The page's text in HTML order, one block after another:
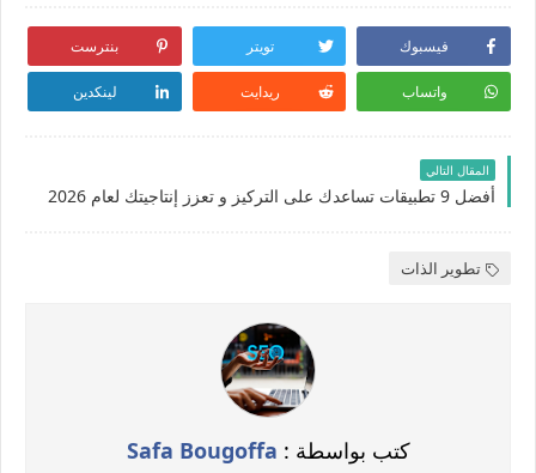
فيسبوك تويتر بنترست
واتساب ريدايت لينكدين
المقال التالي
أفضل 9 تطبيقات تساعدك على التركيز و تعزز إنتاجيتك لعام 2026
تطوير الذات
كتب بواسطة : Safa Bougoffa